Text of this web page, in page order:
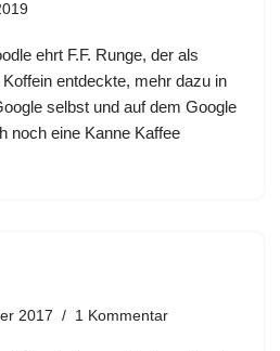
ehrt F.F. Runge, der als
entdeckte, mehr dazu in
selbst und auf dem Google
noch eine Kanne Kaffee
2017 1 Kommentar